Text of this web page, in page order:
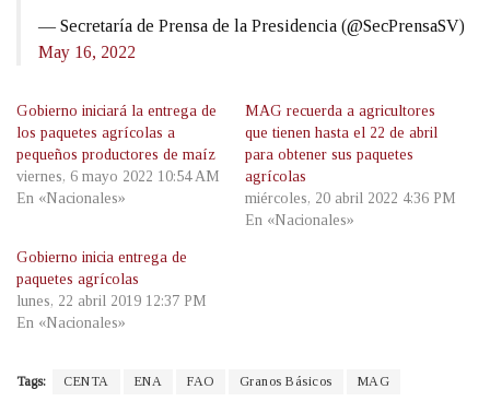
— Secretaría de Prensa de la Presidencia (@SecPrensaSV)
May 16, 2022
Gobierno iniciará la entrega de
los paquetes agrícolas a
pequeños productores de maíz
viernes, 6 mayo 2022 10:54 AM
En «Nacionales»
MAG recuerda a agricultores
que tienen hasta el 22 de abril
para obtener sus paquetes
agrícolas
miércoles, 20 abril 2022 4:36 PM
En «Nacionales»
Gobierno inicia entrega de
paquetes agrícolas
lunes, 22 abril 2019 12:37 PM
En «Nacionales»
Tags: CENTA ENA FAO Granos Básicos MAG